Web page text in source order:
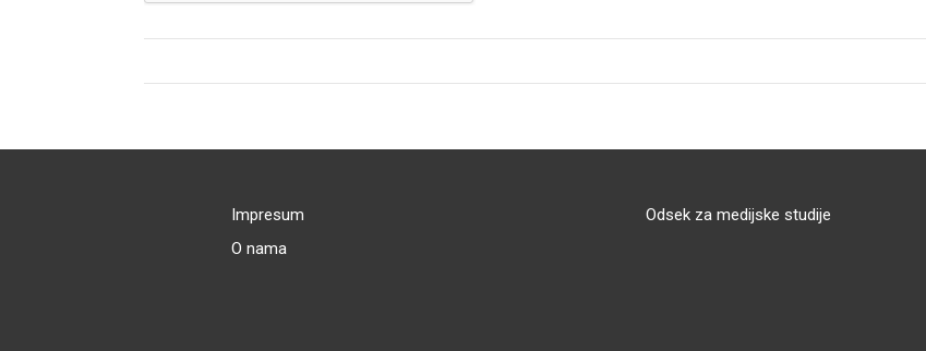
Impresum
O nama
Odsek za medijske studije